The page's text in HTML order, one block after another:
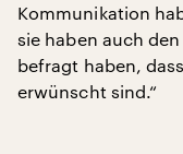
Kommunikation
sie haben auch
befragt haben,
erwünscht sind.“